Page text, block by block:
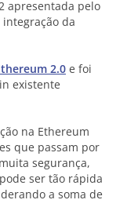
apresentada pelo
da
2.0 e foi
existente
na Ethereum
que passam por
segurança,
ser tão rápida
a soma de